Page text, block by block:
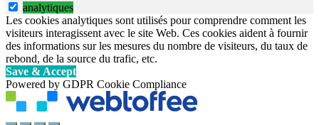
analytiques
Les cookies analytiques sont utilisés pour comprendre comment les
visiteurs interagissent avec le site Web. Ces cookies aident à fournir
des informations sur les mesures du nombre de visiteurs, du taux de
rebond, de la source du trafic, etc.
Save & Accept
Powered by GDPR Cookie Compliance